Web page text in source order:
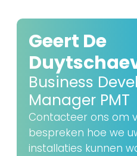
Geert De
Business
Manager PMT
Contacteer ons om
bespreken hoe we
installaties kunnen